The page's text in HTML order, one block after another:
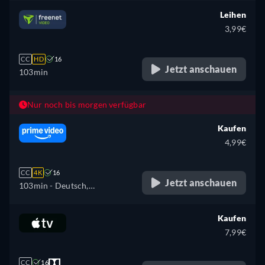
Spanisch, Französisch,
Ungarisch, Italienisch,
CC HD 16
103min
Leihen
3,99€
Jetzt anschauen
Nur noch bis morgen verfügbar
CC 4K 16
103min - Deutsch,
Ungarisch, Italienisch,
Portugiesisch, Türkisch
Kaufen
4,99€
Jetzt anschauen
CC 16
Kaufen
7,99€